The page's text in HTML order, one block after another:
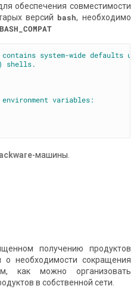
обеспечения совместимости
версий bash, необходимо
BASH_COMPAT
system-wide defaults
shells.
variables:
-машины.
получению продуктов
необходимости сокращения
как можно организовать
в собственной сети.